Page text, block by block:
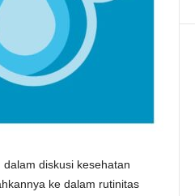
diskusi kesehatan
ke dalam rutinitas